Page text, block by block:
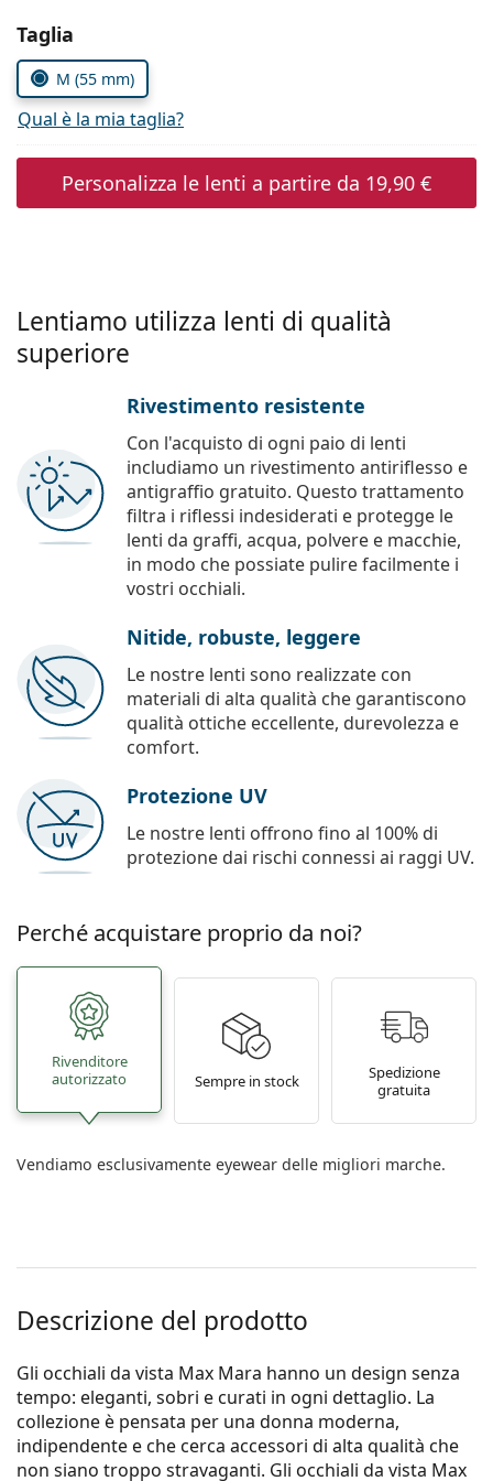
Prada
Tutte le marche
Seleziona i parametri
Taglia
M (55 mm)
Qual è la mia taglia?
Personalizza le lenti a partire da 19,90 €
Lentiamo utilizza lenti di qualità
superiore
Rivestimento resistente
Con l'acquisto di ogni paio di lenti
includiamo un rivestimento antiriflesso e
antigraffio gratuito. Questo trattamento
filtra i riflessi indesiderati e protegge le
lenti da graffi, acqua, polvere e macchie,
in modo che possiate pulire facilmente i
vostri occhiali.
Nitide, robuste, leggere
Le nostre lenti sono realizzate con
materiali di alta qualità che garantiscono
qualità ottiche eccellente, durevolezza e
comfort.
Protezione UV
Le nostre lenti offrono fino al 100% di
protezione dai rischi connessi ai raggi UV.
Perché acquistare proprio da noi?
Rivenditore
autorizzato
Sempre in stock
Spedizione
gratuita
Vendiamo esclusivamente eyewear delle migliori marche.
Descrizione del prodotto
Gli occhiali da vista Max Mara hanno un design senza
tempo: eleganti, sobri e curati in ogni dettaglio. La
collezione è pensata per una donna moderna,
indipendente e che cerca accessori di alta qualità che
non siano troppo stravaganti. Gli occhiali da vista Max